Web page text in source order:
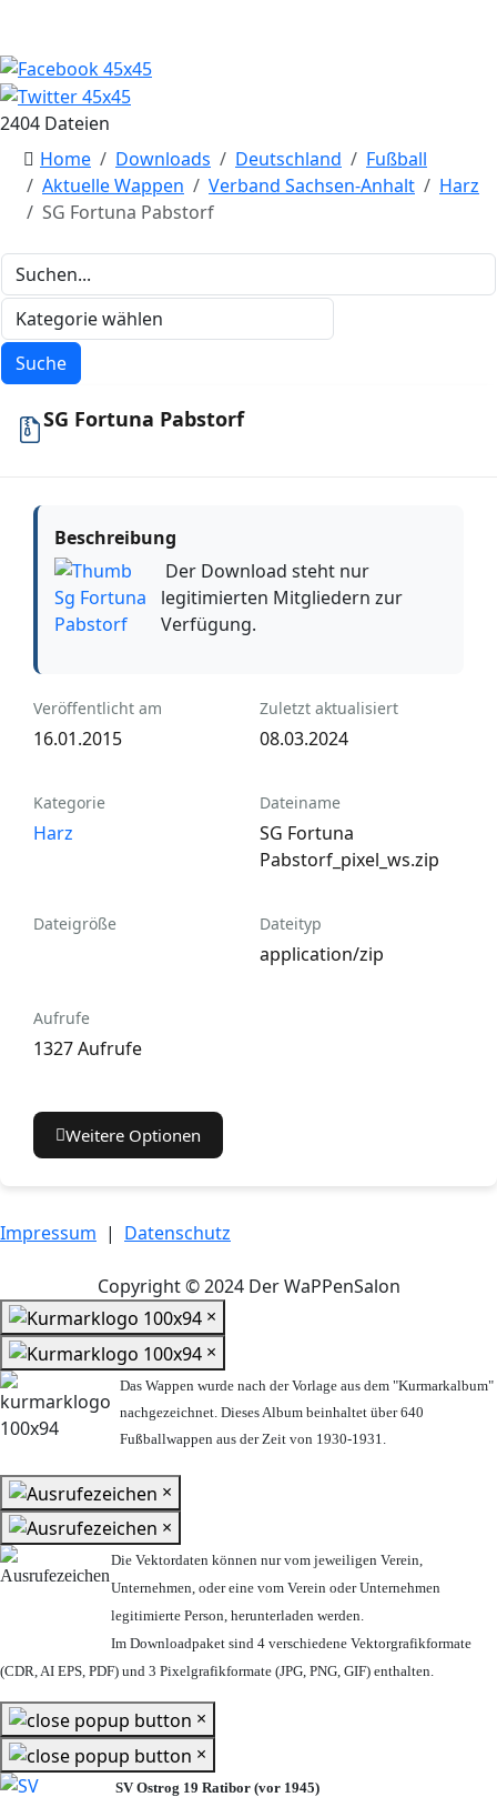
2404 Dateien
Home
Downloads Deutschland
Fußball
Aktuelle Wappen
Verband Sachsen-Anhalt
Harz
SG Fortuna Pabstorf
SG Fortuna Pabstorf
Beschreibung
Der Download steht nur
legitimierten Mitgliedern zur
Verfügung.
Veröffentlicht am
16.01.2015
Zuletzt aktualisiert
08.03.2024
Kategorie
Harz
Dateiname
SG Fortuna
Pabstorf_pixel_ws.zip
Dateigröße Dateityp
application/zip
Aufrufe
1327 Aufrufe
Weitere Optionen
Impressum | Datenschutz
Copyright © 2024 Der WaPPenSalon
×
×
Das Wappen wurde nach der Vorlage aus dem "Kurmarkalbum"
nachgezeichnet. Dieses Album beinhaltet über 640
Fußballwappen aus der Zeit von 1930-1931.
×
×
Die Vektordaten können nur vom jeweiligen Verein,
Unternehmen, oder eine vom Verein oder Unternehmen
legitimierte Person, herunterladen werden.
Im Downloadpaket sind 4 verschiedene Vektorgrafikformate
(CDR, AI EPS, PDF) und 3 Pixelgrafikformate (JPG, PNG, GIF) enthalten.
×
×
SV Ostrog 19 Ratibor (vor 1945)